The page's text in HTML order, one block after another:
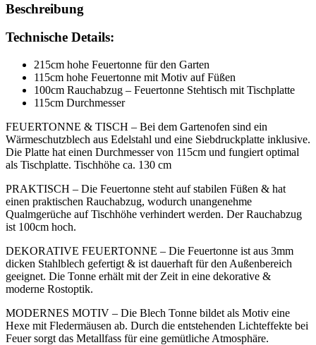
Beschreibung
Technische Details:
215cm hohe Feuertonne für den Garten
115cm hohe Feuertonne mit Motiv auf Füßen
100cm Rauchabzug – Feuertonne Stehtisch mit Tischplatte
115cm Durchmesser
FEUERTONNE & TISCH – Bei dem Gartenofen sind ein
Wärmeschutzblech aus Edelstahl und eine Siebdruckplatte inklusive.
Die Platte hat einen Durchmesser von 115cm und fungiert optimal
als Tischplatte. Tischhöhe ca. 130 cm
PRAKTISCH – Die Feuertonne steht auf stabilen Füßen & hat
einen praktischen Rauchabzug, wodurch unangenehme
Qualmgerüche auf Tischhöhe verhindert werden. Der Rauchabzug
ist 100cm hoch.
DEKORATIVE FEUERTONNE – Die Feuertonne ist aus 3mm
dicken Stahlblech gefertigt & ist dauerhaft für den Außenbereich
geeignet. Die Tonne erhält mit der Zeit in eine dekorative &
moderne Rostoptik.
MODERNES MOTIV – Die Blech Tonne bildet als Motiv eine
Hexe mit Fledermäusen ab. Durch die entstehenden Lichteffekte bei
Feuer sorgt das Metallfass für eine gemütliche Atmosphäre.